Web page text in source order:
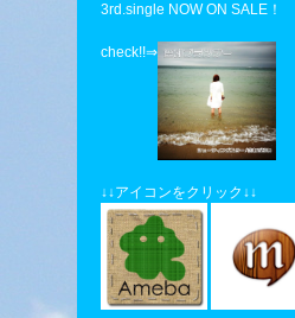
3rd.single NOW ON SALE！
check!!⇒
↓↓アイコンをクリック↓↓